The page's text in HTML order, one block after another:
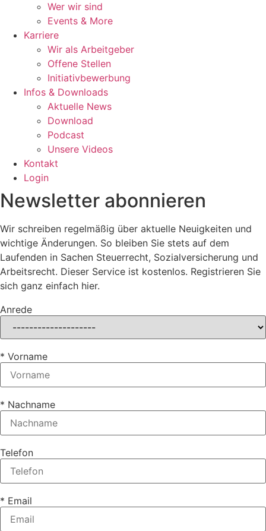
Wer wir sind
Events & More
Karriere
Wir als Arbeitgeber
Offene Stellen
Initiativbewerbung
Infos & Downloads
Aktuelle News
Download
Podcast
Unsere Videos
Kontakt
Login
Newsletter abonnieren
Wir schreiben regelmäßig über aktuelle Neuigkeiten und
wichtige Änderungen. So bleiben Sie stets auf dem
Laufenden in Sachen Steuerrecht, Sozialversicherung und
Arbeitsrecht. Dieser Service ist kostenlos. Registrieren Sie
sich ganz einfach hier.
Anrede
* Vorname
* Nachname
Telefon
* Email